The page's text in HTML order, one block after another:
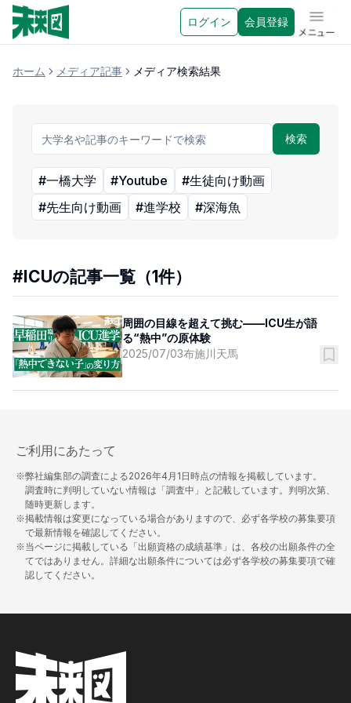
ログイン 会員登録 メニュ
ホーム メディア記事 メディア検索結果
検索
#一橋大学 #Youtube #生徒向け動画
#先生向け動画 #進学校 #深海魚
#ICUの記事一覧（1件）
周囲の目線を超えて挑む——ICU生が語
る“熱中”の原体験
2025/07/03布施川天馬
ご利用にあたって
※弊社編集部の調査による2026年4月1日時点の情報を掲載しています。
調査時に判明していない情報は「調査中」と記載しています。判明次第、
随時更新します。
※掲載情報は変更になっている場合がありますので、必ず各学校の募集要項
で最新情報を確認してください。
※当ページに掲載している「出願資格の成績基準」は、各校の出願条件の全
てではありません。詳細な出願条件については必ず各学校の募集要項で確
認してください。